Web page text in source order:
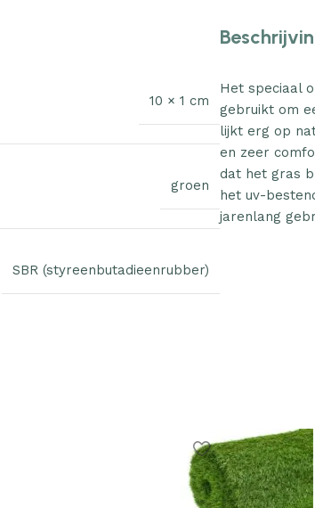
10 × 1 cm
groen
SBR (styreenbutadieenrubber)
Het speciaal
gebruikt om
lijkt erg op
en zeer
dat het gras
het uv-
jarenlang